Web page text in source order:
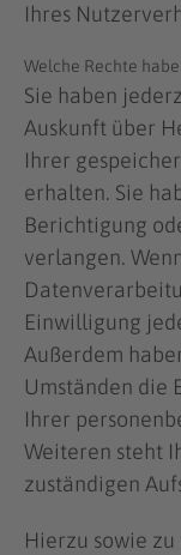
Ihres
Welche Rechte
Sie haben
Auskunft über
Ihrer
erhalten. Sie
Berichtigung
verlangen.
Einwilligung
Außerdem
Umständen die
Ihrer
Weiteren steht
zuständigen
Hierzu sowie